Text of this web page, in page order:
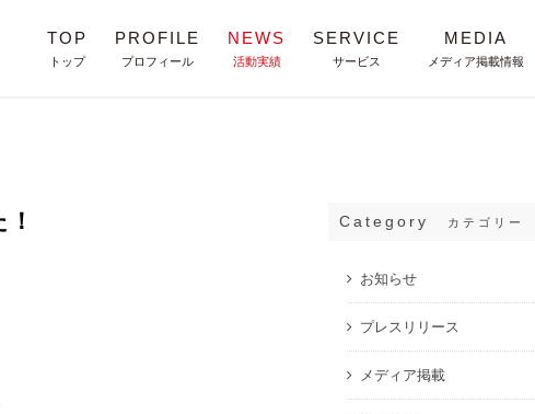
TOP
トップ
PROFILE
プロフィール
NEWS
活動実績
SERVICE
サービス
MEDIA
メディア掲載情報
Category カテゴリー
お知らせ
プレスリリース
メディア掲載